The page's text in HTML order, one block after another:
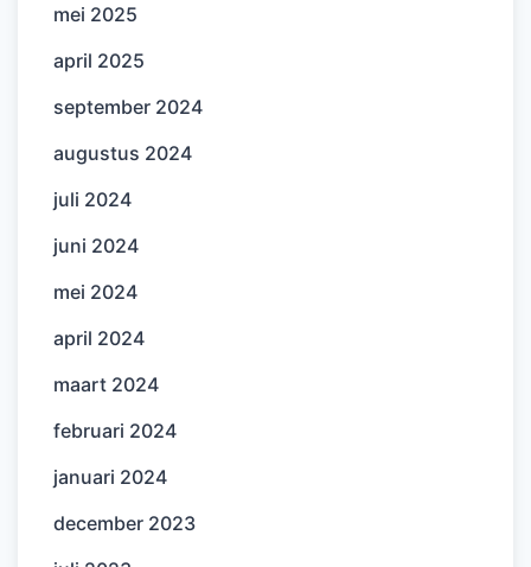
mei 2025
april 2025
september 2024
augustus 2024
juli 2024
juni 2024
mei 2024
april 2024
maart 2024
februari 2024
januari 2024
december 2023